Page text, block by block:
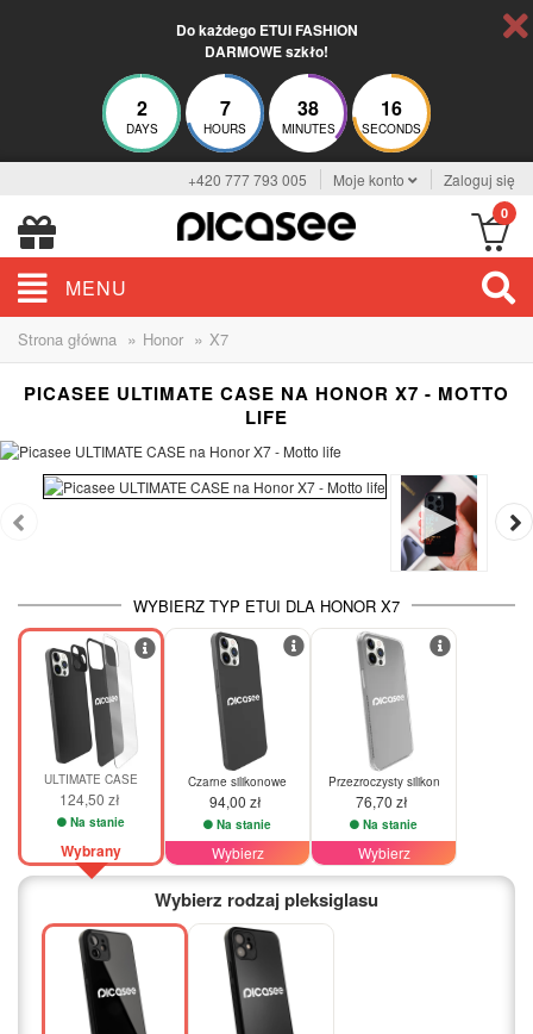
Do każdego ETUI FASHION
DARMOWE szkło!
2
DAYS
7
HOURS
38
MINUTES
16
SECONDS
+420 777 793 005 Moje konto Zaloguj się
0
MENU
Strona główna » Honor » X7
PICASEE ULTIMATE CASE NA HONOR X7 - MOTTO
LIFE
WYBIERZ TYP ETUI DLA HONOR X7
ULTIMATE CASE
124,50 zł
Na stanie
Wybrany
Czarne silikonowe
94,00 zł
Na stanie
Wybierz
Przezroczysty silikon
76,70 zł
Na stanie
Wybierz
Wybierz rodzaj pleksiglasu